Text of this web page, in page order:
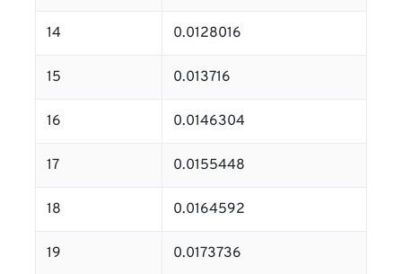
14 0.0128016
15 0.013716
16 0.0146304
17 0.0155448
18 0.0164592
19 0.0173736